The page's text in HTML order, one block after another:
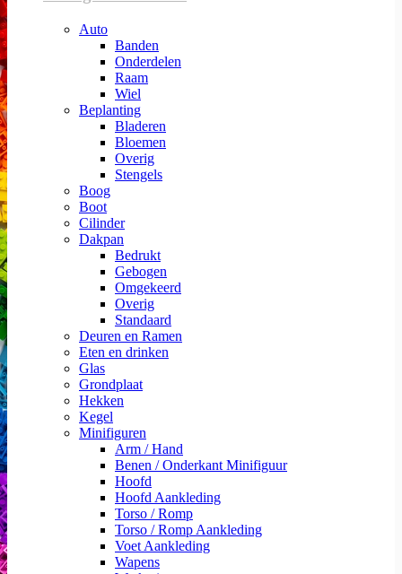
Auto
Banden
Onderdelen
Raam
Wiel
Beplanting
Bladeren
Bloemen
Overig
Stengels
Boog
Boot
Cilinder
Dakpan
Bedrukt
Gebogen
Omgekeerd
Overig
Standaard
Deuren en Ramen
Eten en drinken
Glas
Grondplaat
Hekken
Kegel
Minifiguren
Arm / Hand
Benen / Onderkant Minifiguur
Hoofd
Hoofd Aankleding
Torso / Romp
Torso / Romp Aankleding
Voet Aankleding
Wapens